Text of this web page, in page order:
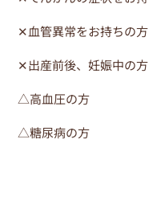
✕血管異常をお持ちの
✕出産前後、妊娠中の方
△高血圧の方
△糖尿病の方